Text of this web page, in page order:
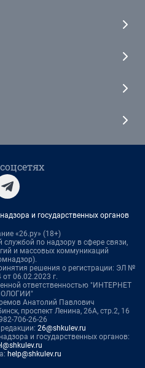
и государственных органов
«26.ру» (18+)
по надзору в сфере связи,
и массовых коммуникаций
решения о регистрации: ЭЛ №
06.02.2023 г.
ответственностью "ИНТЕРНЕТ
Анатолий Павлович
проспект Ленина, 26А, стр.2, 16
706-26-26
26@shkulev.ru
и государственных органов:
help@shkulev.ru